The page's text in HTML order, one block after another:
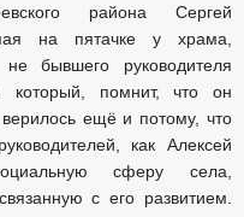
района Сергей
на пятачке у храма,
бывшего руководителя
который, помнит, что он
ещё и потому, что
как Алексей
сферу села,
с его развитием.